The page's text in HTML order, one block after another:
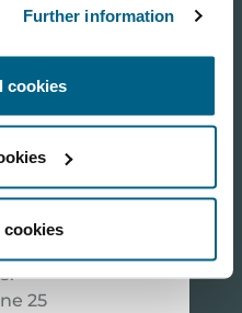
Further information
cookies
cookies
différentes
25